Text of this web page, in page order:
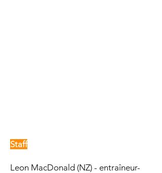
Staff
Leon MacDonald (NZ) - entraîneur-